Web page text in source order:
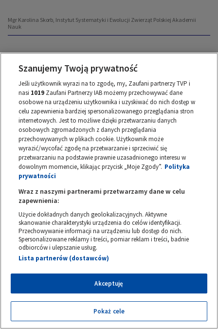
Mgr Karolina Skorb, Instytut Systematyki i Ewolucji Zwierząt Polskiej Akademii
Nauk
- Najbardziej widocznym zjawiskiem oddziaływania
sztucznego światła na dzikie zwierzęta jest podążanie
nocnych owadów do lamp ulicznych. Badania
wskazują, że 1/3 owadów gromadzących się wokół
źródeł sztucznego światła nie dożywa świtu.
Konsekwencje tego zjawiska mogą być bardzo
poważne, szczególnie biorąc pod uwagę globalną
apokalipsę owadów, której aktualnie doświadczamy.
Owady stanowią podstawę ekosystemów, zatem
znaczna redukcja ich populacji silnie odbije się na
usługach ekosystemowych, z których wszyscy
korzystamy– dodaje mgr Karolina Skorb.
,,
[…] Wiele organizmów dostosowuje okres
rozmnażania się do określonych
warunków świetlnych.
Mgr Karolina Skorb, Instytut Systematyki i Ewolucji Zwierząt Polskiej Akademii
Szanujemy Twoją prywatność
Jeśli użytkownik wyrazi na to zgodę, my, Zaufani partnerzy TVP i
nasi 1019 Zaufani Partnerzy IAB możemy przechowywać dane
osobowe na urządzeniu użytkownika i uzyskiwać do nich dostęp w
celu zapewnienia bardziej spersonalizowanego przeglądania stron
internetowych. Jest to możliwe dzięki przetwarzaniu danych
osobowych zgromadzonych z danych przeglądania
przechowywanych w plikach cookie. Użytkownik może
wyrazić/wycofać zgodę na przetwarzanie i sprzeciwić się
przetwarzaniu na podstawie prawnie uzasadnionego interesu w
dowolnym momencie, klikając przycisk „Moje Zgody”. Polityka
prywatności
Wraz z naszymi partnerami przetwarzamy dane w celu
zapewnienia:
Użycie dokładnych danych geolokalizacyjnych. Aktywne
skanowanie charakterystyki urządzenia do celów identyfikacji.
Przechowywanie informacji na urządzeniu lub dostęp do nich.
Spersonalizowane reklamy i treści, pomiar reklam i treści, badnie
odbiorców i ulepszanie usług.
Lista partnerów (dostawców)
Akceptuję
Pokaż cele